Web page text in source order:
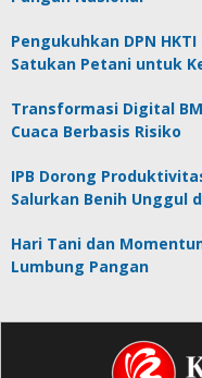
Pengukuhkan DPN
Satukan Petani untuk
Transformasi Digital
Cuaca Berbasis Risiko
IPB Dorong
Salurkan Benih Unggul
Hari Tani dan
Lumbung Pangan